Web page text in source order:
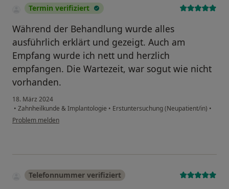
Termin verifiziert
Während der Behandlung wurde alles
ausführlich erklärt und gezeigt. Auch am
Empfang wurde ich nett und herzlich
empfangen. Die Wartezeit, war sogut wie nicht
vorhanden.
18. März 2024
• Zahnheilkunde & Implantologie • Erstuntersuchung (Neupatient/in) •
Problem melden
Telefonnummer verifiziert